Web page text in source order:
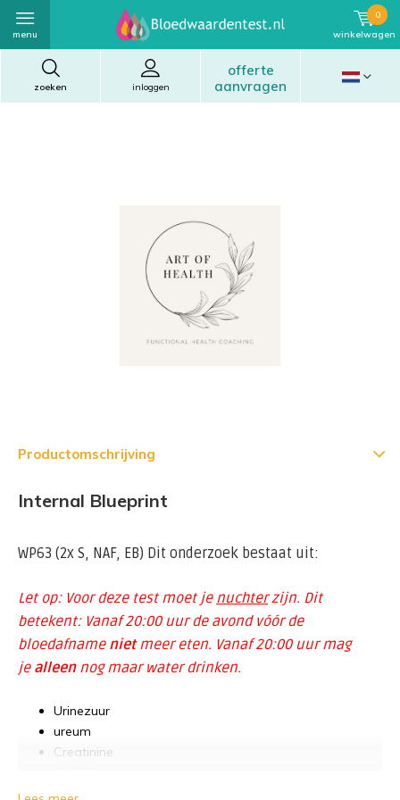
zoeken
offerte
aanvragen
inloggen
menu winkelwagen
0
Productomschrijving
Internal Blueprint
WP63 (2x S, NAF, EB) Dit onderzoek bestaat uit:
Let op: Voor deze test moet je nuchterzijn. Dit
betekent: Vanaf 20:00 uur de avond vóór de
bloedafname nietmeer eten. Vanaf 20:00 uur mag
je alleennog maar water drinken.
Urinezuur
ureum
Creatinine